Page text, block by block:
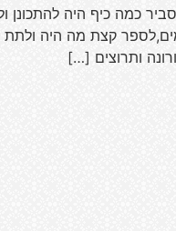
כמה כיף היה
קצת מה היה
ותרוצים […]